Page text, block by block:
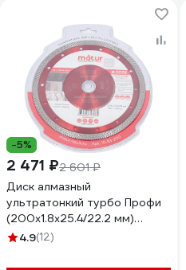
-5%
2 471 ₽2 601 ₽
Диск алмазный
ультратонкий турбо Профи
(200х1.8х25.4/22.2 мм)
MATUR 18-83-200
4.9(12)